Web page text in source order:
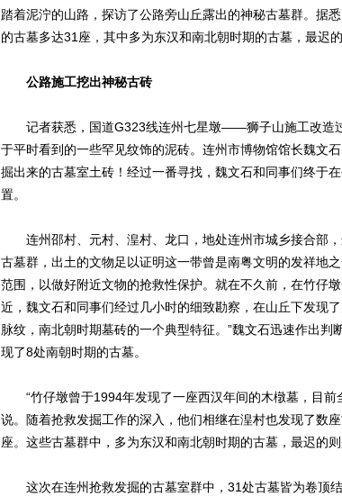
踏着泥泞的山路，探访了公路旁山丘露出的神秘古墓群。据
的古墓多达31座，其中多为东汉和南北朝时期的古墓，最迟的
公路施工挖出神秘古砖
记者获悉，国道G323线连州七星墩——狮子山施工改造过
于平时看到的一些罕见纹饰的泥砖。连州市博物馆馆长魏文
掘出来的古墓室土砖！经过一番寻找，魏文石和同事们终于
置。
连州邵村、元村、湟村、龙口，地处连州市城乡接合部，
古墓群，出土的文物足以证明这一带曾是南粤文明的发祥地
范围，以做好附近文物的抢救性保护。就在不久前，在竹仔
近，魏文石和同事们经过几小时的细致勘察，在山丘下发现
脉纹，南北朝时期墓砖的一个典型特征。”魏文石迅速作出
现了8处南朝时期的古墓。
“竹仔墩曾于1994年发现了一座西汉年间的木橔墓，目前
说。随着抢救发掘工作的深入，他们相继在湟村也发现了数
座。这些古墓群中，多为东汉和南北朝时期的古墓，最迟的则
这次在连州抢救发掘的古墓室群中，31处古墓皆为卷顶结